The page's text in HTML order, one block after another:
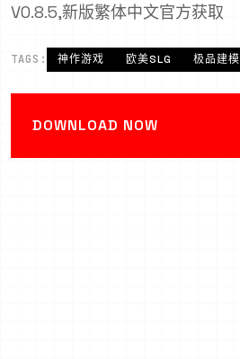
V0.8.5,新版繁体中文官方获取
TAGS: 神作游戏 欧美SLG 极品建模
DOWNLOAD NOW